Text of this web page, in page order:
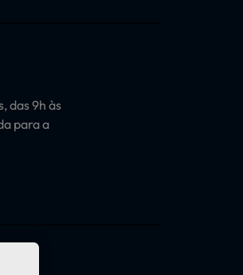
das 9h às
para a